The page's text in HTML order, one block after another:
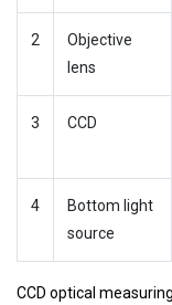
2
Objective
lens
3 CCD
4
Bottom light
source
CCD optical